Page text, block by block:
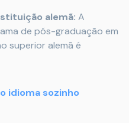
alemã: A
de pós-graduação em
superior alemã é
idioma sozinho